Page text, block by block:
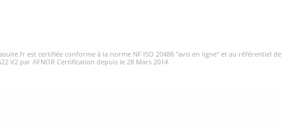
est certifiée conforme à la norme NF ISO 20488 "avis en ligne" et au référentiel de
V2 par AFNOR Certification depuis le 28 Mars 2014.